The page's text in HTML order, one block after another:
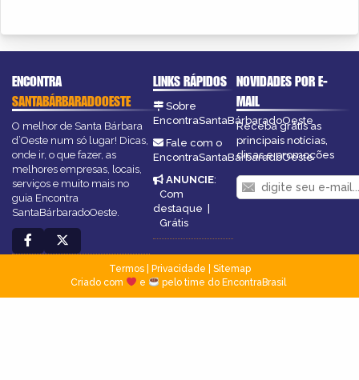
ENCONTRA
SANTABÁRBARADOOESTE
O melhor de Santa Bárbara
d’Oeste num só lugar! Dicas,
onde ir, o que fazer, as
melhores empresas, locais,
serviços e muito mais no
guia Encontra
SantaBárbaradoOeste.
LINKS RÁPIDOS
Sobre
EncontraSantaBárbaradoOeste
Fale com o
EncontraSantaBárbaradoOeste
ANUNCIE:
Com
destaque |
Grátis
NOVIDADES POR E-
MAIL
Receba grátis as
principais notícias,
dicas e promoções
Termos| Privacidade
Sitemap
Criado com
e pelo time do EncontraBrasil